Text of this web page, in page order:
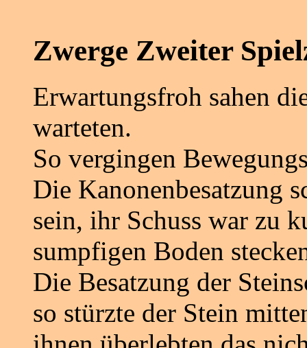
Zwerge Zweiter
Erwartungsfroh sahen
warteten.
So vergingen
Die Kanonenbesatzung
sein, ihr Schuss war zu
sumpfigen Boden
Die Besatzung der
so stürzte der Stein